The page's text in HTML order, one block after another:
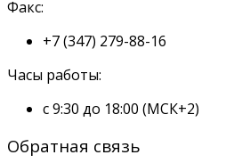
Факс:
+7 (347) 279-88-16
Часы работы:
с 9:30 до 18:00 (МСК+2)
Обратная связь